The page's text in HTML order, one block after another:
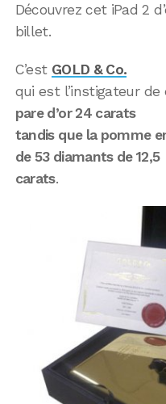
Découvrez cet iPad 2
billet.
C’est GOLD & Co.
qui est l’instigateur de
pare d’or 24 carats
tandis que la pomme
de 53 diamants de 12,5
carats.